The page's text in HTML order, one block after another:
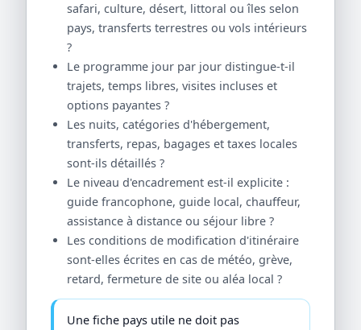
safari, culture, désert, littoral ou îles selon
pays, transferts terrestres ou vols intérieurs
?
Le programme jour par jour distingue-t-il
trajets, temps libres, visites incluses et
options payantes ?
Les nuits, catégories d'hébergement,
transferts, repas, bagages et taxes locales
sont-ils détaillés ?
Le niveau d'encadrement est-il explicite :
guide francophone, guide local, chauffeur,
assistance à distance ou séjour libre ?
Les conditions de modification d'itinéraire
sont-elles écrites en cas de météo, grève,
retard, fermeture de site ou aléa local ?
Une fiche pays utile ne doit pas